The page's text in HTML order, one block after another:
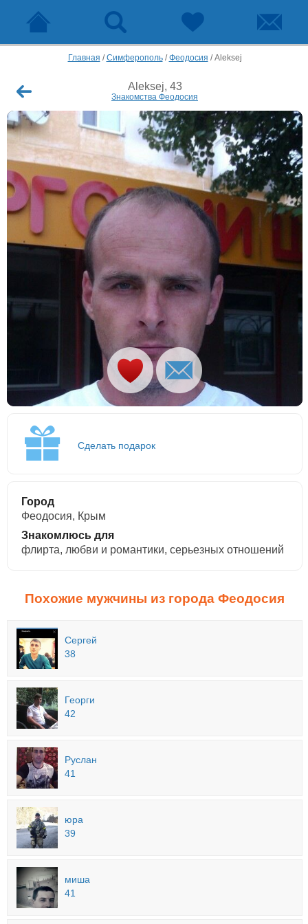
Главная /Симферополь/Феодосия /Aleksej
Aleksej, 43
Знакомства Феодосия
Сделать подарок
Город
Феодосия, Крым
Знакомлюсь для
флирта, любви и романтики, cерьезных отношений
Похожие мужчины из города Феодосия
Сергей
38
Георги
42
Руслан
41
юра
39
миша
41